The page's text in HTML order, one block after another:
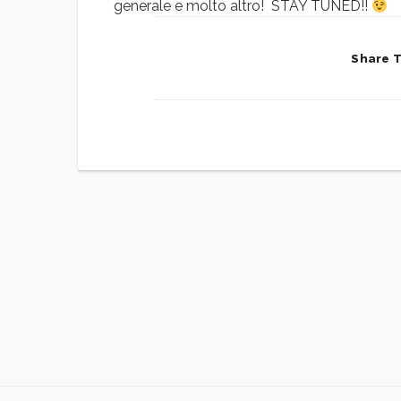
generale e molto altro! STAY TUNED!!
Share